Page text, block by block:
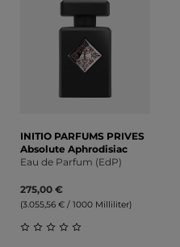
INITIO PARFUMS PRIVES
Absolute Aphrodisiac
Eau de Parfum (EdP)
275,00 €
(3.055,56 € / 1000 Milliliter)